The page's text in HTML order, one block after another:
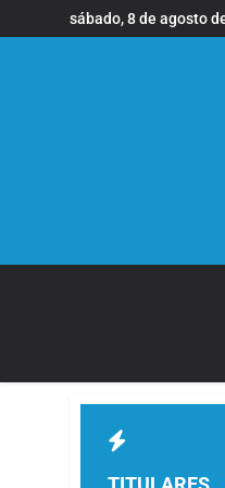
al
sábado, 8 de agosto
Thiago Medina fue